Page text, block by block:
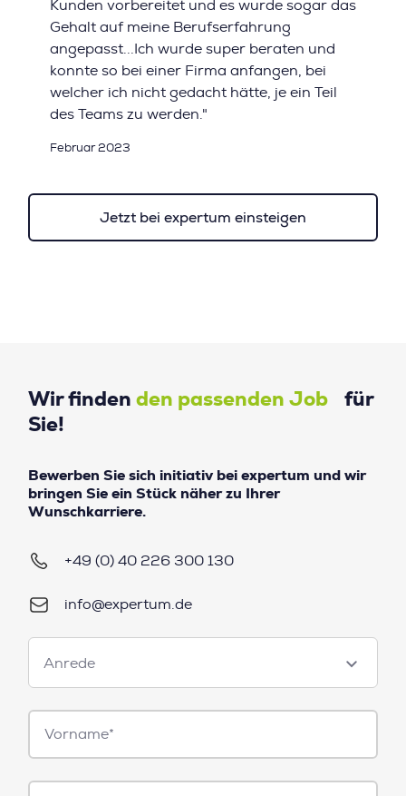
Kunden vorbereitet und es wurde sogar das
Gehalt auf meine Berufserfahrung
angepasst...Ich wurde super beraten und
konnte so bei einer Firma anfangen, bei
welcher ich nicht gedacht hätte, je ein Teil
des Teams zu werden."
Februar 2023
Jetzt bei expertum einsteigen
Wir finden den passenden Job für
Sie!
Bewerben Sie sich initiativ bei expertum und wir
bringen Sie ein Stück näher zu Ihrer
Wunschkarriere.
+49 (0) 40 226 300 130
info@expertum.de
Anrede
Anrede
Vorname*
Nachname*